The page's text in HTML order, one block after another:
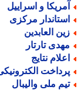
و اسراییل
مرکزی
العابدین
تارتار
نتایج
الکترونیکی
ملی والیبال